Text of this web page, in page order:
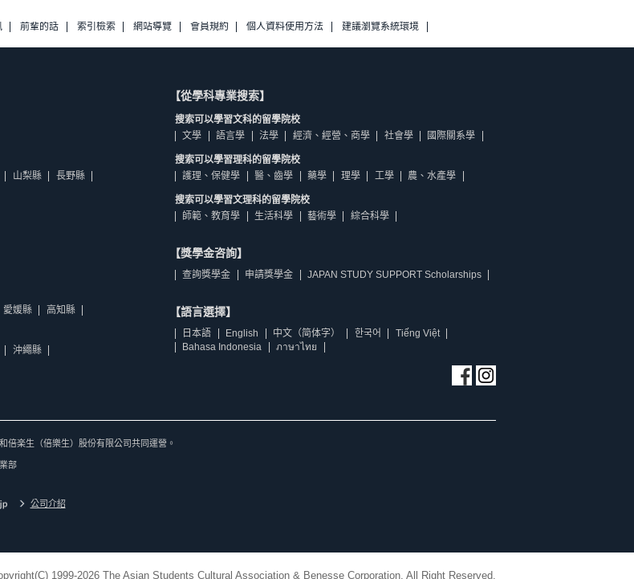
前輩的話 索引檢索 網站導覽 會員規約 個人資料使用方法 建議瀏覽系統環境
山梨縣
長野縣
愛媛縣 高知縣
沖繩縣
【從學科專業搜索】
搜索可以學習文科的留學院校
文學
語言學 法學 經濟、經營、商學 社會學 國際關系學
搜索可以學習理科的留學院校
護理、保健學
醫、齒學 藥學 理學 工學 農、水產學
搜索可以學習文理科的留學院校
師範、教育學
生活科學 藝術學 綜合科學
【獎學金咨詢】
查詢獎學金 申請獎學金 JAPAN STUDY SUPPORT Scholarships
【語言選擇】
日本語 English 中文（简体字） 한국어
Tiếng Việt
Bahasa Indonesia
ภาษาไทย
倍楽生（倍樂生）股份有限公司共同運營。
部
公司介紹
1999-2026 The Asian Students Cultural Association & Benesse Corporation. All Right Reserved.